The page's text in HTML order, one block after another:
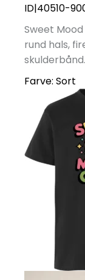
ID|40510-
Sweet
rund hals,
Farve: Sort